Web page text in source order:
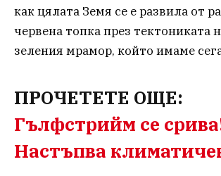
как цялата Земя се е развила от
червена топка през тектониката
зеления мрамор, който имаме
ПРОЧЕТЕТЕ ОЩЕ:
Гълфстрийм се
Настъпва